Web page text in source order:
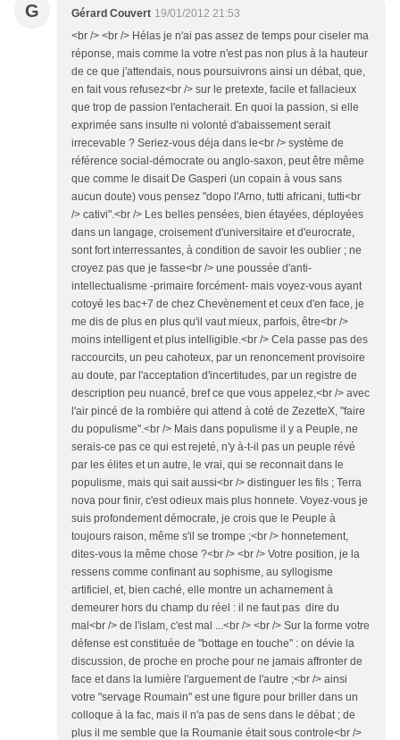
G Gérard Couvert 19/01/2012 21:53
<br /> <br /> Hélas je n'ai pas assez de temps pour ciseler ma
réponse, mais comme la votre n'est pas non plus à la hauteur
de ce que j'attendais, nous poursuivrons ainsi un débat, que,
en fait vous refusez<br /> sur le pretexte, facile et fallacieux
que trop de passion l'entacherait. En quoi la passion, si elle
exprimée sans insulte ni volonté d'abaissement serait
irrecevable ? Seriez-vous déja dans le<br /> système de
référence social-démocrate ou anglo-saxon, peut être même
que comme le disait De Gasperi (un copain à vous sans
aucun doute) vous pensez "dopo l'Arno, tutti africani, tutti<br
/> cativi".<br /> Les belles pensées, bien étayées, déployées
dans un langage, croisement d'universitaire et d'eurocrate,
sont fort interressantes, à condition de savoir les oublier ; ne
croyez pas que je fasse<br /> une poussée d'anti-
intellectualisme -primaire forcément- mais voyez-vous ayant
cotoyé les bac+7 de chez Chevènement et ceux d'en face, je
me dis de plus en plus qu'il vaut mieux, parfois, être<br />
moins intelligent et plus intelligible.<br /> Cela passe pas des
raccourcits, un peu cahoteux, par un renoncement provisoire
au doute, par l'acceptation d'incertitudes, par un registre de
description peu nuancé, bref ce que vous appelez,<br /> avec
l'air pincé de la rombière qui attend à coté de ZezetteX, "faire
du populisme".<br /> Mais dans populisme il y a Peuple, ne
serais-ce pas ce qui est rejeté, n'y à-t-il pas un peuple révé
par les élites et un autre, le vrai, qui se reconnait dans le
populisme, mais qui sait aussi<br /> distinguer les fils ; Terra
nova pour finir, c'est odieux mais plus honnete. Voyez-vous je
suis profondement démocrate, je crois que le Peuple à
toujours raison, même s'il se trompe ;<br /> honnetement,
dites-vous la même chose ?<br /> <br /> Votre position, je la
ressens comme confinant au sophisme, au syllogisme
artificiel, et, bien caché, elle montre un acharnement à
demeurer hors du champ du réel : il ne faut pas dire du
mal<br /> de l'islam, c'est mal ...<br /> <br /> Sur la forme votre
défense est constituée de "bottage en touche" : on dévie la
discussion, de proche en proche pour ne jamais affronter de
face et dans la lumière l'arguement de l'autre ;<br /> ainsi
votre "servage Roumain" est une figure pour briller dans un
colloque à la fac, mais il n'a pas de sens dans le débat ; de
plus il me semble que la Roumanie était sous controle<br />